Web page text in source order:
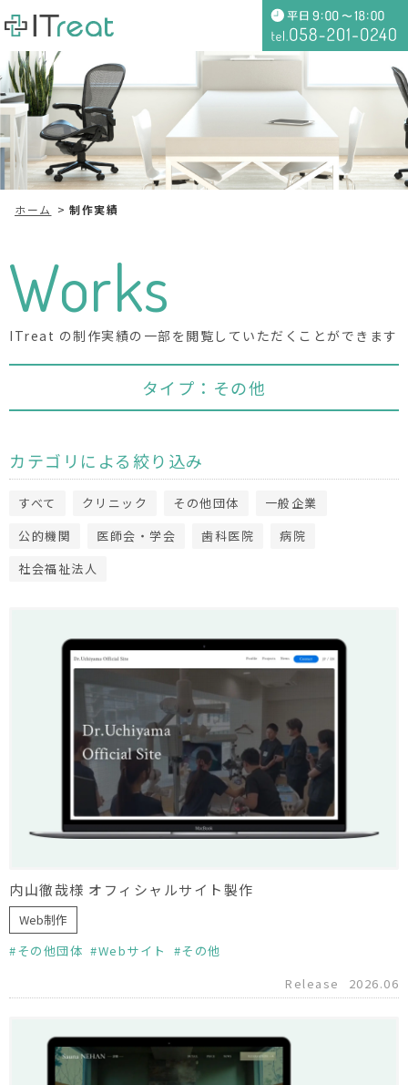
ホーム 制作実績
Works
ITreat の制作実績の一部を閲覧していただくことができます
タイプ：その他
カテゴリによる絞り込み
すべて クリニック その他団体
一般企業
公的機関
医師会・学会 歯科医院
病院
社会福祉法人
内山徹哉様 オフィシャルサイト製作
Web制作
その他団体
Webサイト
その他
Release
2026.06